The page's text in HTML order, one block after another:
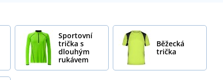
Sportovní
trička s
dlouhým
rukávem
Běžecká
trička